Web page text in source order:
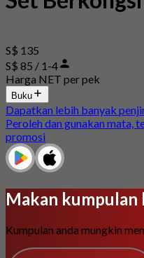
S$ 135
S$ 85 / 1-4
Harga NET per pek
Buku
Dapatkan lebih banyak
Peroleh dan gunakan mata,
promosi
Makan kumpulan
Kumpulan anda mungkin